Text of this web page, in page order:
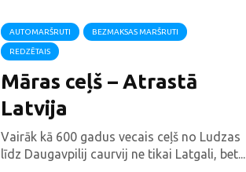
AUTOMARŠRUTI BEZMAKSAS MARŠRUTI
REDZĒTAIS
Māras ceļš – Atrastā
Latvija
Vairāk kā 600 gadus vecais ceļš no Ludzas
līdz Daugavpilij caurvij ne tikai Latgali, bet...